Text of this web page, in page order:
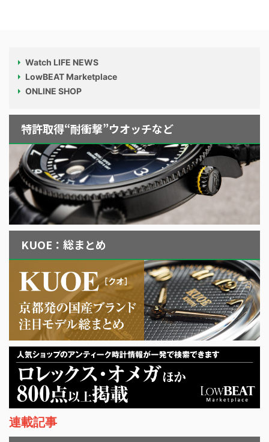
Watch LIFE NEWS
LowBEAT Marketplace
ONLINE SHOP
特許取得“耐衝撃”ウオッチなど
KUOE：総まとめ
連載記事